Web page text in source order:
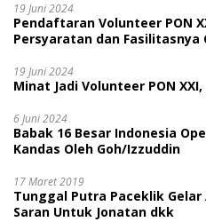
19 Juni 2024
Pendaftaran Volunteer PON
Persyaratan dan Fasilitasnya
19 Juni 2024
Minat Jadi Volunteer PON
6 Juni 2024
Babak 16 Besar Indonesia
Kandas Oleh Goh/Izzuddin
17 Maret 2019
Tunggal Putra Paceklik Gelar
Saran Untuk Jonatan dkk